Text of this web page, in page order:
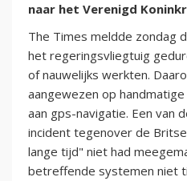
naar het Verenigd
The Times meldde zondag
het regeringsvliegtuig
of nauwelijks werkten.
aangewezen op
aan gps-navigatie. Een van
incident tegenover de
lange tijd" niet had
betreffende systemen niet